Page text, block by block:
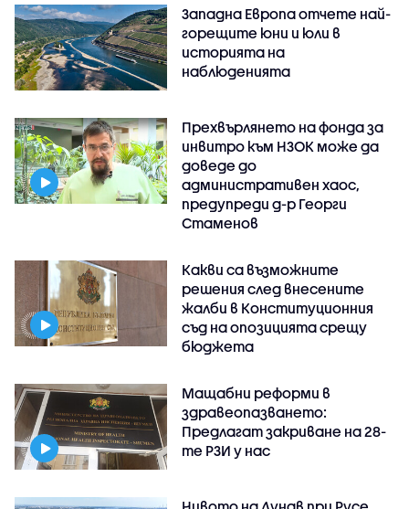
Западна Европа отчете най-
горещите юни и юли в
историята на
наблюденията
Прехвърлянето на фонда за
инвитро към НЗОК може да
доведе до
административен хаос,
предупреди д-р Георги
Стаменов
Какви са възможните
решения след внесените
жалби в Конституционния
съд на опозицията срещу
бюджета
Мащабни реформи в
здравеопазването:
Предлагат закриване на 28-
те РЗИ у нас